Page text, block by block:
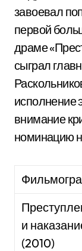
завоевал
первой
драме
сыграл
исполнение
внимание
номинацию
и
(2010)